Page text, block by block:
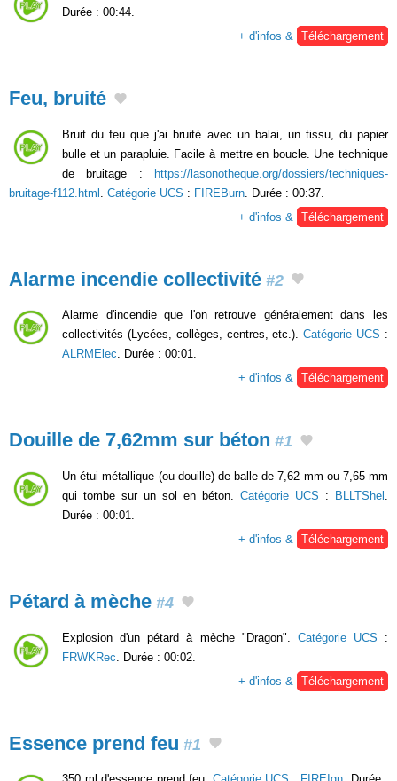
Durée : 00:44.
+ d'infos &
Téléchargement
Feu, bruité
Bruit du feu que j'ai bruité avec un balai, un tissu, du papier
bulle et un parapluie. Facile à mettre en boucle. Une technique
de bruitage : https://lasonotheque.org/dossiers/techniques-
bruitage-f112.html Catégorie UCS : FIREBurn . Durée : 00:37.
+ d'infos &
Téléchargement
Alarme incendie collectivité #2
Alarme d'incendie que l'on retrouve généralement dans les
collectivités (Lycées, collèges, centres, etc.).Catégorie UCS :
ALRMElec. Durée : 00:01.
+ d'infos & Téléchargement
Douille de 7,62mm sur béton #1
Un étui métallique (ou douille) de balle de 7,62 mm ou 7,65 mm
qui tombe sur un sol en béton. Catégorie UCS : BLLTShel
Durée : 00:01.
+ d'infos &
Téléchargement
Pétard à mèche #4
Explosion d'un pétard à mèche "Dragon". Catégorie UCS :
FRWKRec . Durée : 00:02.
+ d'infos &
Téléchargement
Essence prend feu #1